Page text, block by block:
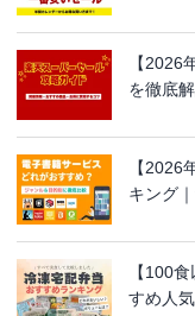
【2026
を徹底
【2026
キング
【100
すめ人